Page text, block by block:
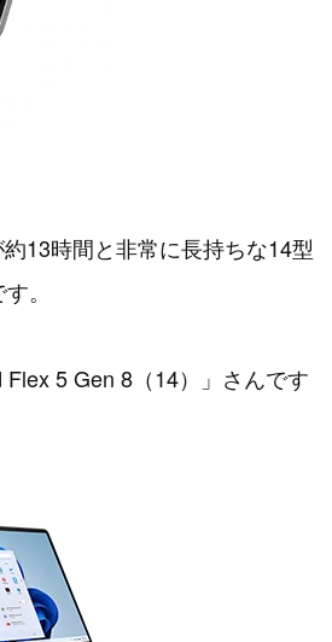
13時間と非常に長持ちな14型
。
5 Gen 8（14）」さんです